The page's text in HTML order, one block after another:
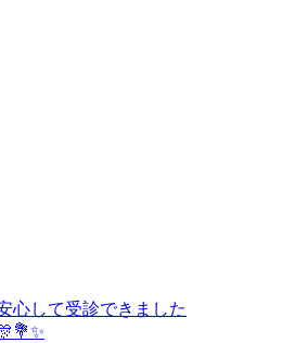
心して受診できました